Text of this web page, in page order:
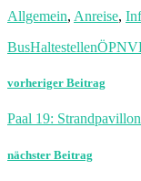
Allgemein, Anreise,
BusHaltestellenÖPNV
vorheriger Beitrag
Paal 19:
nächster Beitrag